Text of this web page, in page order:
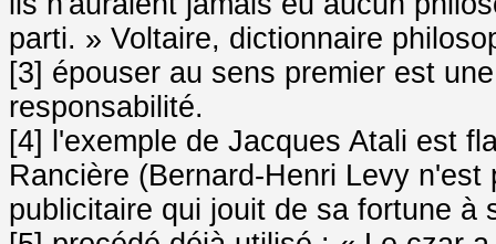
parti. » Voltaire, dictionnaire
[3] épouser au sens premier est
responsabilité.
[4] l'exemple de Jacques Atali est
Rancière (Bernard-Henri Levy
publicitaire qui jouit de sa fortune à